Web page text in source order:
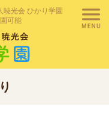
暁光会 ひかり学園
可能